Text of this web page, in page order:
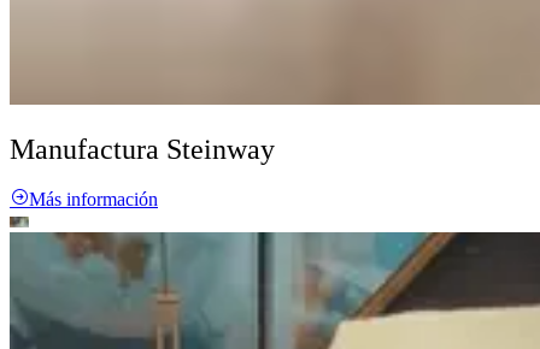
Manufactura Steinway
Más información